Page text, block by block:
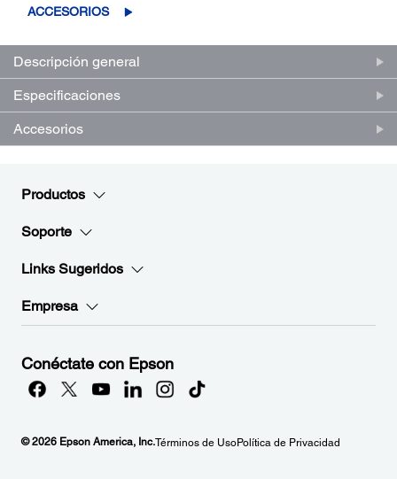
ACCESORIOS
Descripción general
Especificaciones
Accesorios
Productos
Soporte
Links Sugeridos
Empresa
Conéctate con Epson
© 2026 Epson America, Inc.Términos de UsoPolítica de Privacidad